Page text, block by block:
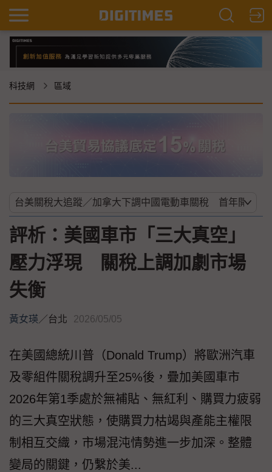
科技網 區域
評析：美國車市「三大真空」
壓力浮現 關稅上調加劇市場
失衡
黃女瑛 ／台北 2026/05/05
在美國總統川普（Donald Trump）將歐洲汽車
及零組件關稅調升至25%後，疊加美國車市
2026年第1季處於無補貼、無紅利、購買力疲弱
的三大真空狀態，使購買力枯竭與產能主權限
制相互交織，市場混沌情勢進一步加深。整體
變局的關鍵，仍繫於美...